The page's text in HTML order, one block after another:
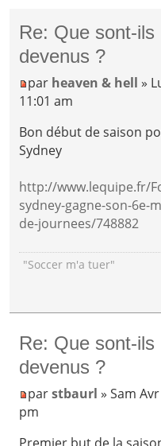
Re: Que sont-ils
devenus ?
par heaven & hell »
11:01 am
Bon début de saison
Sydney
http://www.lequipe.fr/
sydney-gagne-son-6e-
de-journees/748882
"Soccer m'a tuer"
Re: Que sont-ils
devenus ?
parstbaurl » Sam
pm